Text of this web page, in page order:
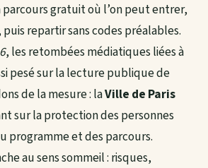
gratuit où l’on peut entrer,
repartir sans codes préalables.
, les retombées médiatiques liées à
pesé sur la lecture publique de
de la mesure : laVille de Paris
sur la protection des personnes
programme et des parcours.
au sens sommeil : risques,